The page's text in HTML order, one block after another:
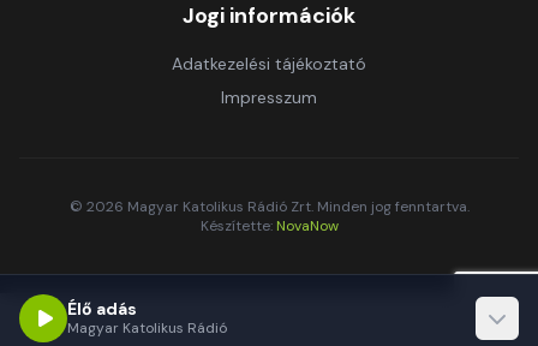
Jogi információk
Adatkezelési tájékoztató
Impresszum
© 2026 Magyar Katolikus Rádió Zrt. Minden jog fenntartva.
Készítette: NovaNow
Élő adás
Magyar Katolikus Rádió